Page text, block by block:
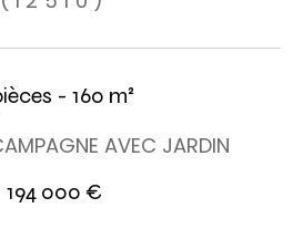
- 160 m²
AVEC JARDIN
194 000 €